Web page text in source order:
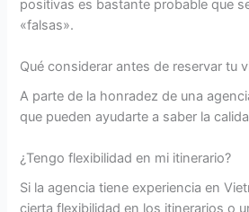
positivas es bastante probable que
«falsas».
Qué considerar antes de reservar tu
A parte de la honradez de una
que pueden ayudarte a saber la
¿Tengo flexibilidad en mi itinerario?
Si la agencia tiene experiencia en